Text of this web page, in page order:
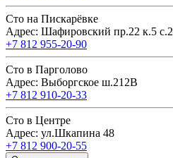
Сто на Пискарёвке
Адрес: Шафировский пр.22 к.5 с.2
+7 812 955-20-90
Сто в Парголово
Адрес: Выборгское ш.212В
+7 812 910-20-33
Сто в Центре
Адрес: ул.Шкапина 48
+7 812 900-20-55